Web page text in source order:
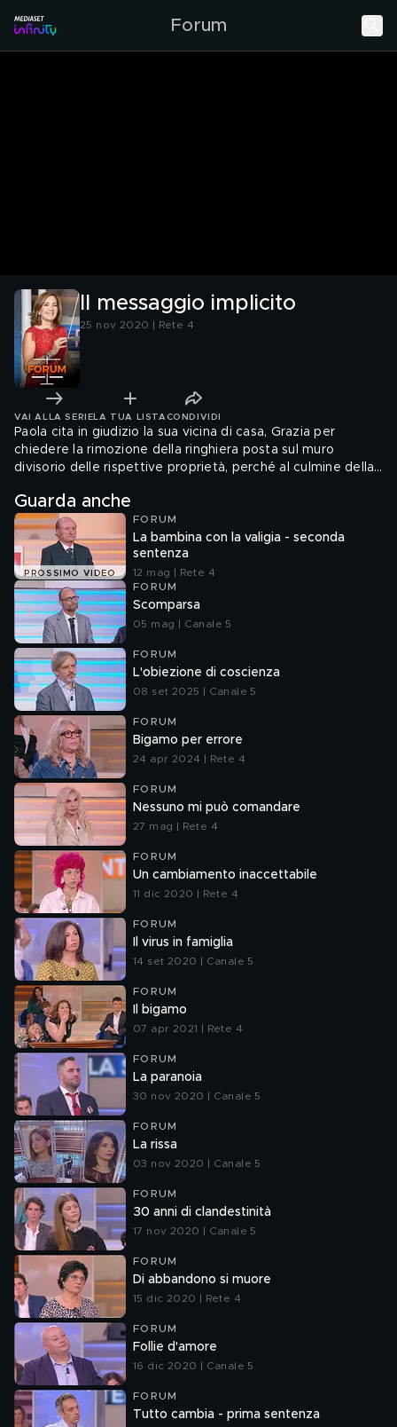
Forum
Il messaggio implicito
25 nov 2020 | Rete 4
VAI ALLA SERIE LA TUA LISTA CONDIVIDI
Paola cita in giudizio la sua vicina di casa, Grazia per
chiedere la rimozione della ringhiera posta sul muro
divisorio delle rispettive proprietà, perché al culmine della
Guarda anche
PROSSIMO VIDEO
FORUM
La bambina con la valigia - seconda
sentenza
12 mag | Rete 4
FORUM
Scomparsa
05 mag | Canale 5
FORUM
L'obiezione di coscienza
08 set 2025 | Canale 5
FORUM
Bigamo per errore
24 apr 2024 | Rete 4
FORUM
Nessuno mi può comandare
27 mag | Rete 4
FORUM
Un cambiamento inaccettabile
11 dic 2020 | Rete 4
FORUM
Il virus in famiglia
14 set 2020 | Canale 5
FORUM
Il bigamo
07 apr 2021 | Rete 4
FORUM
La paranoia
30 nov 2020 | Canale 5
FORUM
La rissa
03 nov 2020 | Canale 5
FORUM
30 anni di clandestinità
17 nov 2020 | Canale 5
FORUM
Di abbandono si muore
15 dic 2020 | Rete 4
FORUM
Follie d'amore
16 dic 2020 | Canale 5
FORUM
Tutto cambia - prima sentenza